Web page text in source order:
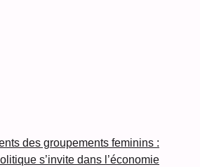
des groupements feminins :
s’invite dans l’économie